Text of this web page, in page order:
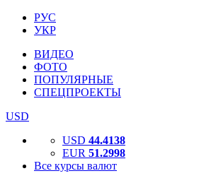
РУС
УКР
ВИДЕО
ФОТО
ПОПУЛЯРНЫЕ
СПЕЦПРОЕКТЫ
USD
USD 44.4138
EUR 51.2998
Все курсы валют